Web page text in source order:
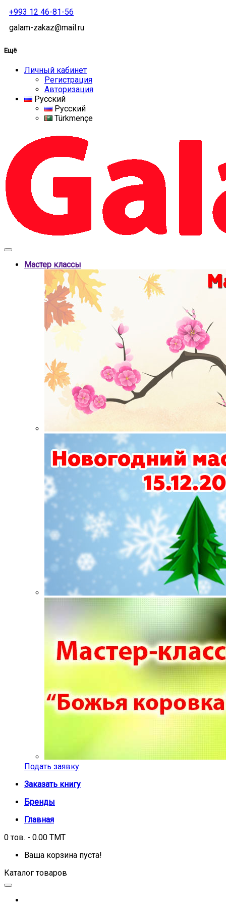
+993 12 46-81-56
galam-zakaz@mail.ru
Ещё
Личный кабинет
Регистрация
Авторизация
Русский
Русский
Türkmençe
Мастер классы
Подать заявку
Заказать книгу
Бренды
Главная
0 тов. - 0.00 TMT
Ваша корзина пуста!
Каталог товаров